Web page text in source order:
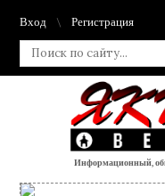
Вход Регистрация
Информационный,